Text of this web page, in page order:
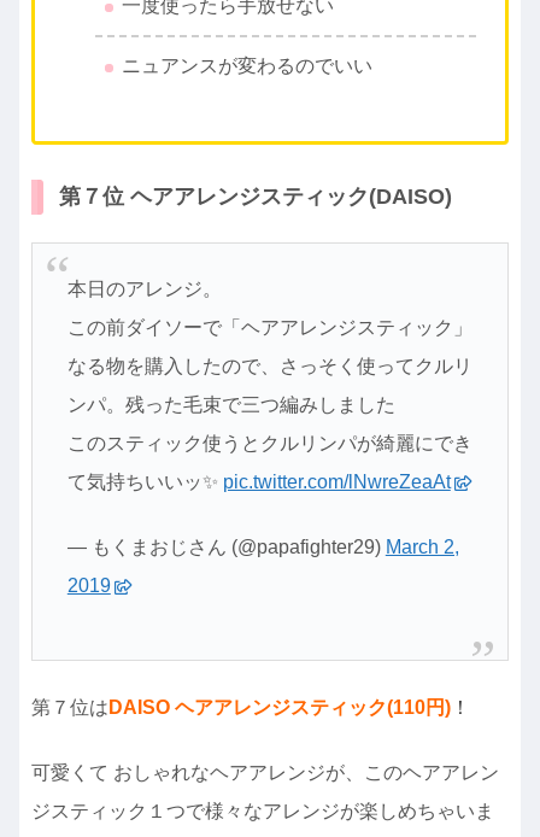
一度使ったら手放せない
ニュアンスが変わるのでいい
第７位 ヘアアレンジスティック(DAISO)
本日のアレンジ。
この前ダイソーで「ヘアアレンジスティック」
なる物を購入したので、さっそく使ってクルリ
ンパ。残った毛束で三つ編みしました
このスティック使うとクルリンパが綺麗にでき
て気持ちいいッ✨ pic.twitter.com/lNwreZeaAt
— もくまおじさん (@papafighter29) March 2,
2019
第７位は DAISO ヘアアレンジスティック(110円) ！
可愛くて おしゃれなヘアアレンジが、このヘアアレン
ジスティック１つで様々なアレンジが楽しめちゃいま